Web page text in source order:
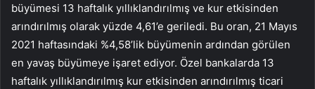
büyümesi 13 haftalık yıllıklandırılmış ve kur etkisinden
arındırılmış olarak yüzde 4,61’e geriledi. Bu oran, 21 Mayıs
2021 haftasındaki %4,58’lik büyümenin ardından görülen
en yavaş büyümeye işaret ediyor. Özel bankalarda 13
haftalık yıllıklandırılmış kur etkisinden arındırılmış ticari